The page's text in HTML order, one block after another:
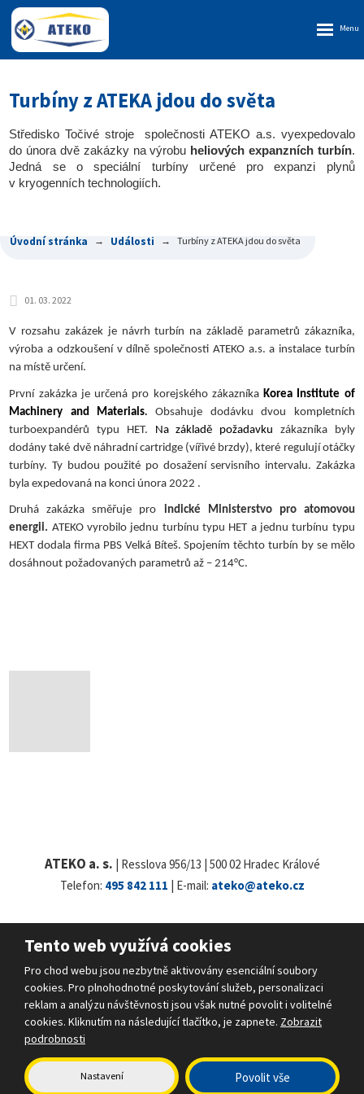
Turbíny z ATEKA jdou do světa
Středisko Točivé stroje společnosti ATEKO a.s. vyexpedovalo
do února dvě zakázky na výrobu heliových expanzních turbín.
Jedná se o speciální turbíny určené pro expanzi plynů
v kryogenních technologiích.
Úvodní stránka Události Turbíny z ATEKA jdou do světa
01. 03. 2022
V rozsahu zakázek je návrh turbín na základě parametrů zákazníka,
výroba a odzkoušení v dílně společnosti ATEKO a.s. a instalace turbín
na místě určení.
První zakázka je určená pro korejského zákazníka Korea Institute of
Machinery and Materials.Obsahuje dodávku dvou kompletních
turboexpandérů typu HET.
Na základě požadavku zákazníka byly
dodány také dvě náhradní cartridge (vířivé brzdy), které regulují otáčky
turbíny. Ty budou použité po dosažení servisního intervalu. Zakázka
byla expedovaná na konci února 2022 .
Druhá zakázka směřuje pro indické Ministerstvo pro atomovou
energii. ATEKO vyrobilo jednu turbínu typu HET a jednu turbínu typu
HEXT dodala firma PBS Velká Bíteš. Spojením těchto turbín by se mělo
dosáhnout požadovaných parametrů až – 214°C.
ATEKO a. s.
| Resslova 956/13 | 500 02 Hradec Králové
Telefon: 495 842 111 | E-mail: ateko@ateko.cz
© 2026 ATEKO a.s., vytvořila eBRÁNA s.r.o.
Mapa stránek|Podmínky použití |Bezpečnost a ochrana osobních údajů
VYROBILA
Tento web je chráněn pomocí Google ReCAPTCHA a platí pro něj
zásady ochrany osobních údajů
smluvní podmínky společnosti Google.
Tento web využívá cookies
Pro chod webu jsou nezbytně aktivovány esenciální soubory
cookies. Pro plnohodnotné poskytování služeb, personalizaci
reklam a analýzu návštěvnosti jsou však nutné povolit i volitelné
cookies. Kliknutím na následující tlačítko, je zapnete. Zobrazit
podrobnosti
Nastavení Povolit vše